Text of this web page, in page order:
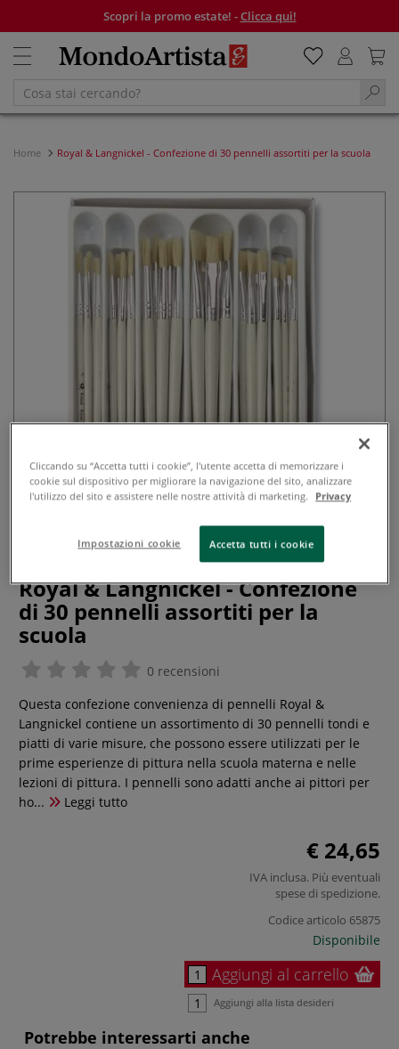
Scopri la promo estate! -Clicca qui!
Home Royal & Langnickel - Confezione di 30 pennelli assortiti per la scuola
Royal & Langnickel - Confezione
di 30 pennelli assortiti per la
scuola
0 recensioni
Questa confezione convenienza di pennelli Royal &
Langnickel contiene un assortimento di 30 pennelli tondi e
piatti di varie misure, che possono essere utilizzati per le
prime esperienze di pittura nella scuola materna e nelle
lezioni di pittura. I pennelli sono adatti anche ai pittori per
ho...
Leggi tutto
€ 24,65
IVA inclusa. Più eventuali
spese di spedizione.
Codice articolo 65875
Disponibile
Aggiungi al carrello
Aggiungi alla lista desideri
Potrebbe interessarti anche
Cliccando su “Accetta tutti i cookie”, l'utente accetta di memorizzare i
cookie sul dispositivo per migliorare la navigazione del sito, analizzare
l'utilizzo del sito e assistere nelle nostre attività di marketing.
Privacy
Impostazioni cookie Accetta tutti i cookie